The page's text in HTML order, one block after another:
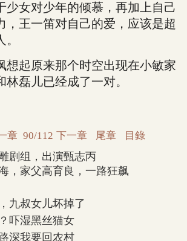
少女对少年的倾慕，再加上自己
，王一笛对自己的爱，应该是超
起原来那个时空出现在小敏家
林磊儿已经成了一对。
章 90/112 下一章 尾章 目錄
剧组，出演甄志丙
，家父高育良，一路狂飙
九叔女儿坏掉了
吓湿黑丝猫女
深我要回农村